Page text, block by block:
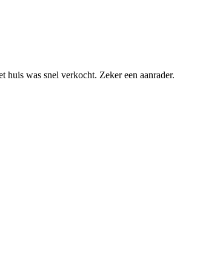
huis was snel verkocht. Zeker een aanrader.